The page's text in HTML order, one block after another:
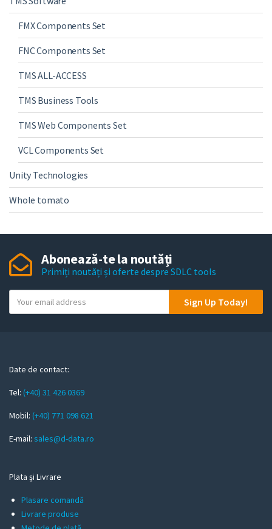
FMX Components Set
FNC Components Set
TMS ALL-ACCESS
TMS Business Tools
TMS Web Components Set
VCL Components Set
Unity Technologies
Whole tomato
Abonează-te la noutăți
Primiți noutăți și oferte despre SDLC tools
o
m
i
l
Sign Up Today!
Date de contact:
Tel: (+40) 31 426 0369
Mobil: (+40) 771 098 621
E-mail: sales@d-data.ro
Plata și Livrare
Plasare comandă
Livrare produse